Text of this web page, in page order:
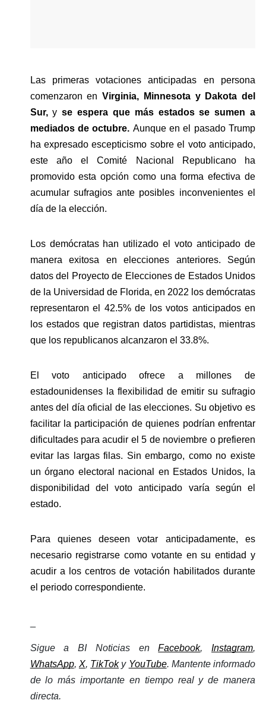
Las primeras votaciones anticipadas en persona
comenzaron en Virginia, Minnesota y Dakota del
Sur, y se espera que más estados se sumen a
mediados de octubre. Aunque en el pasado Trump
ha expresado escepticismo sobre el voto anticipado,
este año el Comité Nacional Republicano ha
promovido esta opción como una forma efectiva de
acumular sufragios ante posibles inconvenientes el
día de la elección.
Los demócratas han utilizado el voto anticipado de
manera exitosa en elecciones anteriores. Según
datos del Proyecto de Elecciones de Estados Unidos
de la Universidad de Florida, en 2022 los demócratas
representaron el 42.5% de los votos anticipados en
los estados que registran datos partidistas, mientras
que los republicanos alcanzaron el 33.8%.
El voto anticipado ofrece a millones de
estadounidenses la flexibilidad de emitir su sufragio
antes del día oficial de las elecciones. Su objetivo es
facilitar la participación de quienes podrían enfrentar
dificultades para acudir el 5 de noviembre o prefieren
evitar las largas filas. Sin embargo, como no existe
un órgano electoral nacional en Estados Unidos, la
disponibilidad del voto anticipado varía según el
estado.
Para quienes deseen votar anticipadamente, es
necesario registrarse como votante en su entidad y
acudir a los centros de votación habilitados durante
el periodo correspondiente.
Sigue a BI Noticias en Facebook, Instagram,
WhatsApp, X, TikTok y YouTube. Mantente informado
de lo más importante en tiempo real y de manera
directa.